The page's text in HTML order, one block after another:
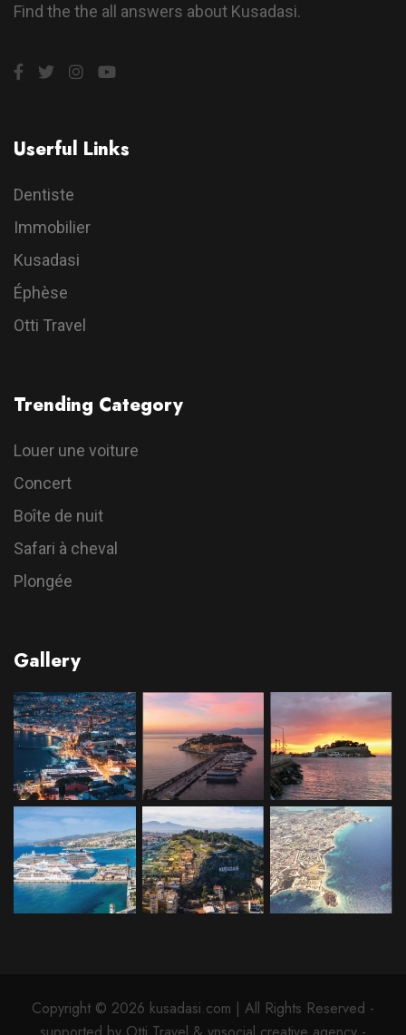
Find the the all answers about Kusadasi.
Userful Links
Dentiste
Immobilier
Kusadasi
Éphèse
Otti Travel
Trending Category
Louer une voiture
Concert
Boîte de nuit
Safari à cheval
Plongée
Gallery
Copyright © 2026 kusadasi.com | All Rights Reserved -